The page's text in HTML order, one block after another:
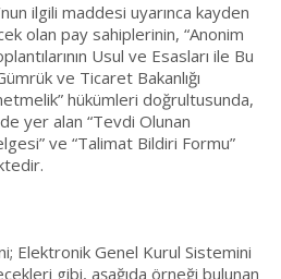
ilgili maddesi uyarınca kayden
olan pay sahiplerinin, “Anonim
Usul ve Esasları ile Bu
ve Ticaret Bakanlığı
hükümleri doğrultusunda,
yer alan “Tevdi Olunan
ve “Talimat Bildiri Formu”
Elektronik Genel Kurul Sistemini
gibi, aşağıda örneği bulunan